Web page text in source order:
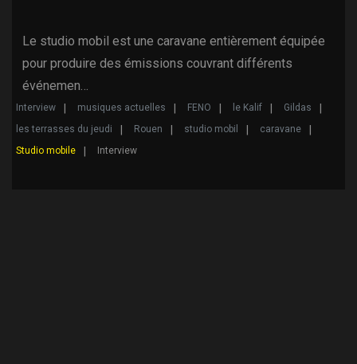
Le studio mobil est une caravane entièrement équipée
pour produire des émissions couvrant différents
événemen…
Interview musiques actuelles FENO le Kalif
Gildas
les terrasses du jeudi
Rouen studio mobil
caravane
Studio mobile
Interview